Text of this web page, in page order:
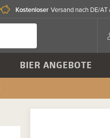
Kostenloser Versand nach DE/
BIER ANGEBOTE